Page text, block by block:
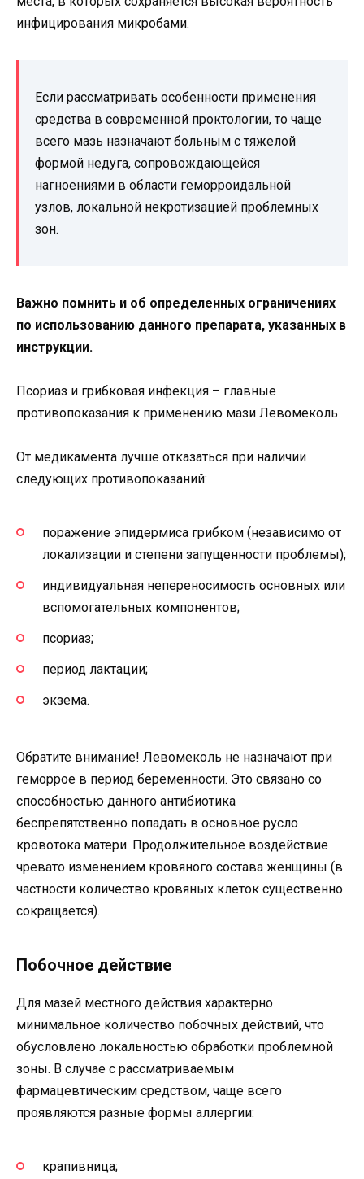
инфицирования микробами.
Если рассматривать особенности применения
средства в современной проктологии, то чаще
всего мазь назначают больным с тяжелой
формой недуга, сопровождающейся
нагноениями в области геморроидальной
узлов, локальной некротизацией проблемных
зон.
Важно помнить и об определенных ограничениях
по использованию данного препарата, указанных в
инструкции.
Псориаз и грибковая инфекция – главные
противопоказания к применению мази Левомеколь
От медикамента лучше отказаться при наличии
следующих противопоказаний:
поражение эпидермиса грибком (независимо от
локализации и степени запущенности проблемы);
индивидуальная непереносимость основных или
вспомогательных компонентов;
псориаз;
период лактации;
экзема.
Обратите внимание! Левомеколь не назначают при
геморрое в период беременности. Это связано со
способностью данного антибиотика
беспрепятственно попадать в основное русло
кровотока матери. Продолжительное воздействие
чревато изменением кровяного состава женщины (в
частности количество кровяных клеток существенно
сокращается).
Побочное действие
Для мазей местного действия характерно
минимальное количество побочных действий, что
обусловлено локальностью обработки проблемной
зоны. В случае с рассматриваемым
фармацевтическим средством, чаще всего
проявляются разные формы аллергии:
крапивница;